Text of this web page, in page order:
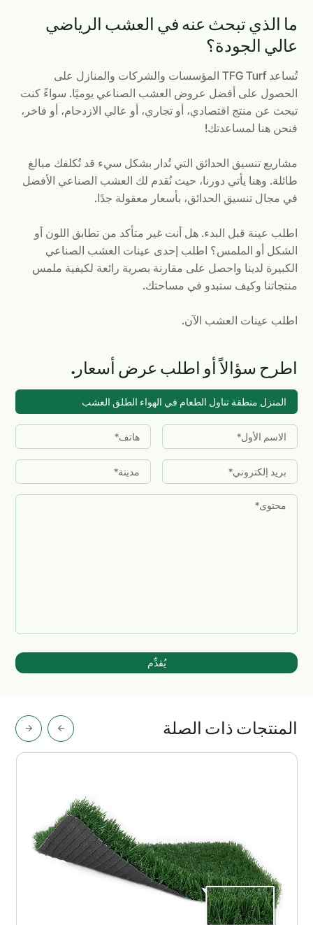
ما الذي تبحث عنه في العشب الرياضي
عالي الجودة؟
تُساعد TFG Turf المؤسسات والشركات والمنازل على
الحصول على أفضل عروض العشب الصناعي يوميًا. سواءً كنت
تبحث عن منتج اقتصادي، أو تجاري، أو عالي الازدحام، أو فاخر،
فنحن هنا لمساعدتك!
مشاريع تنسيق الحدائق التي تُدار بشكل سيء قد تُكلفك مبالغ
طائلة. وهنا يأتي دورنا، حيث نُقدم لك العشب الصناعي الأفضل
في مجال تنسيق الحدائق، بأسعار معقولة جدًا.
اطلب عينة قبل البدء. هل أنت غير متأكد من تطابق اللون أو
الشكل أو الملمس؟ اطلب إحدى عينات العشب الصناعي
الكبيرة لدينا واحصل على مقارنة بصرية رائعة لكيفية ملمس
منتجاتنا وكيف ستبدو في مساحتك.
اطلب عينات العشب الآن.
اطرح سؤالاً أو اطلب عرض أسعار.
يُقدِّم
المنتجات ذات الصلة